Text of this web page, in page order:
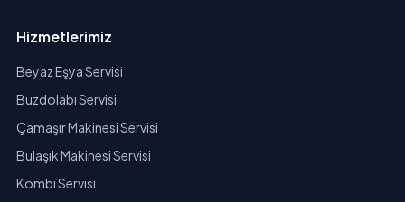
Hizmetlerimiz
Beyaz Eşya Servisi
Buzdolabı Servisi
Çamaşır Makinesi Servisi
Bulaşık Makinesi Servisi
Kombi Servisi